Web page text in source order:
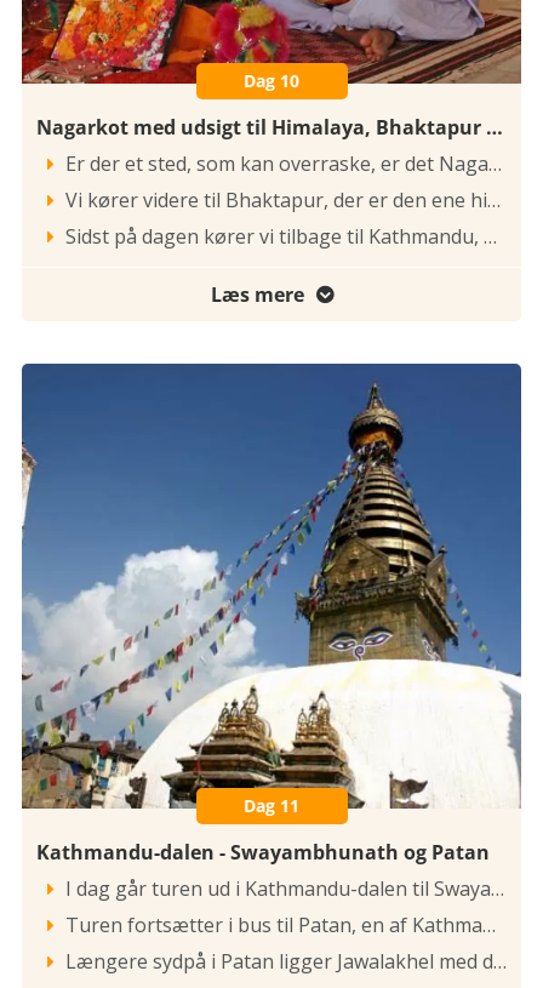
Dag 10
Nagarkot med udsigt til Himalaya, Bhaktapur og Kathmandu
 Er der et sted, som kan overraske, er det Nagarkot, "den sidste bastion" inden Himalaya-bjergene rejser sig mod nord. Egentlig ligger dette turistcentrum på ”kraterkanten” rundt om Kathmandu-dalen. Der er et utal af muligheder for at gå ture og ikke mindst til at nyde de fabelagtige udsigter til verdens højeste bjerge. Specielt ved solopgang og solnedgang er udsigterne så flotte, at det kan tage pusten fra enhver.
 Vi kører videre til Bhaktapur, der er den ene hinduistiske by af de 3 kongebyer og en stor oplevelse. Den blev grundlagt i Malla-kongernes tid fra det 13.-18. århundrede. Byen kaldes også Bhadgaon og er som én stor landsby med 90.000 indbyggere. Den er nænsomt restaureret og fremtræder stadig 90 % som en middelalderby. Intrikat udskåret træværk, røde teglsten og rustbrunt tegltag, smalle gyder og små og store hindutempler på hvert gadehjørne. Her findes bl.a. det berømte palads med de 55 vinduer med noget af de fineste træskærerarbejde i dalen og dalens højeste og eneste 5-tagede pagode - Nyatapola. På Durbar Square ligger også en kopi af det helligste af Kathmandus templer, der har de berømte erotiske figurer. Teorierne om disse figurer er talrige: måske har en konge ønsket at tilskynde befolkningen til en større børneproduktion, andre siger, at "Lyn-gudinden" er en gammel snerpe, der holder sig væk ved synet af de saftige sager. Hinduismen har måske været mere frisindet end i dag; Nepals allerførste cityguide skrev engang "84 positions for the Gods and one for me"! Lonely Planet guidebogen skrev: "Some are real acrobatics and some are just good fun".
 Sidst på dagen kører vi tilbage til Kathmandu, hvor vi overnatter. Morgenmad og frokost inkluderet.
Læs mere 
Dag 11
Kathmandu-dalen - Swayambhunath og Patan
 I dag går turen ud i Kathmandu-dalen til Swayambunath stupaen, der er på UNESCOs liste over verdenskulturarv. Stupaen Swayambhunath må nærmest betragtes som Nepals kendetegn, med Buddhas altseende øjne. Stupaen ligger på en lille top et par kilometer uden for Kathmandus centrum. Swayambunath betyder: stedet der opstod af sig selv. Det var her visdommens Boddhisathva Manjushri (buddhaen med sværdet) så urbuddhaen på Kathmandu-søen, manifesteret som en sagte blå flamme. Han kløvede bjergene ved Chobar, der nu kan ses som Chobar slugten, hvorpå der dannede sig en høj. Her opstod Swayambhunath som Kathmandu-dalens første helligdom.
 Turen fortsætter i bus til Patan, en af Kathmandu-dalens gamle kongedømmer syd for Kathmandu, på den anden side af Bagmati-floden. Patan er buddhistisk-præget og især kendt for sit fine kunsthåndværk og dygtige håndværkere. Navnet City of Fine Arts har virkelig noget på sig, men også navnet De Gyldne Tages By giver mening, da der ikke er færre end 200 små templer og klostre i Patan samt selve kongepladsen - Durbar Square. Pladsen er et af Nepals fineste eksempler på tempel- og Newar arkitektur. Her er et overvældende stort antal af de klassiske og eksotiske pagodetage, træudskårne vinduer samt gadesælgere, plattenslagere og godtfolk. Det er et meget stemningsfyldt sted, som absolut skal opleves.
 Længere sydpå i Patan ligger Jawalakhel med det tibetanske flygtningecenter. Stedet hvor du kan finde håndlavede tibetanske tæpper og smukke thangka-malerier. Morgenmad er inkluderet.